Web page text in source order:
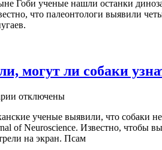
Гоби ученые нашли останки
что палеонтологи выявили
могут ли собаки
отключены
ученые выявили, что собаки
of Neuroscience. Известно, чтобы
на экран. Псам